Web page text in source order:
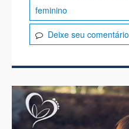
feminino
Deixe seu comentário